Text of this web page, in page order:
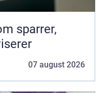
sparrer,
07 august 2026